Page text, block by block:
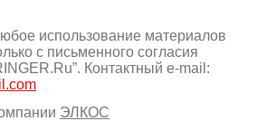
использование материалов
с письменного согласия
Контактный e-mail:
ЭЛКОС